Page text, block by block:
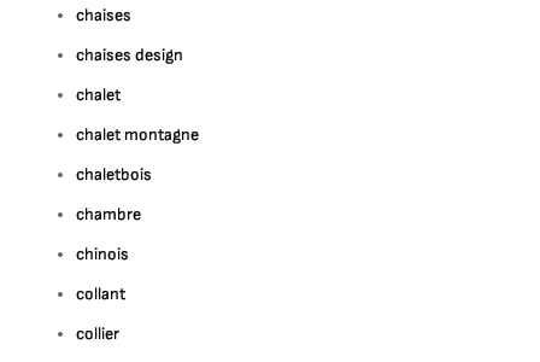
chaises
chaises design
chalet
chalet montagne
chaletbois
chambre
chinois
collant
collier